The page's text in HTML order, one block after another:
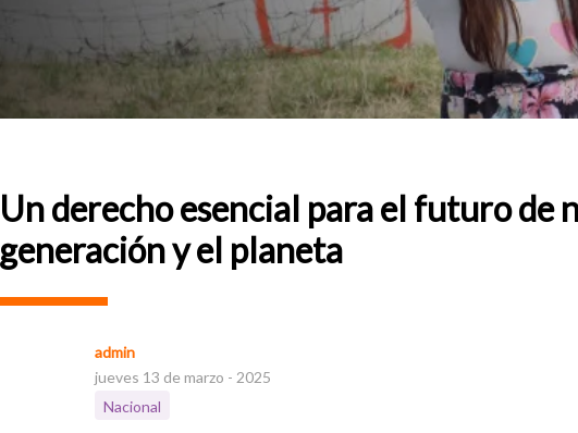
Un derecho esencial para el futuro de
generación y el planeta
admin
jueves 13 de marzo - 2025
Nacional